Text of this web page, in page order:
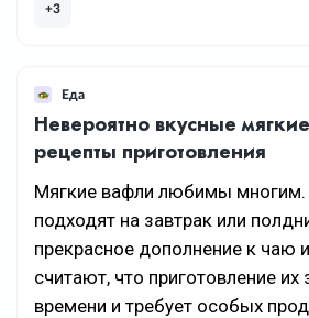
+3
Еда
Невероятно вкусные
рецепты приготовления
Мягкие вафли любимы многим.
подходят на завтрак или
прекрасное дополнение к чаю
считают, что приготовление
времени и требует особых